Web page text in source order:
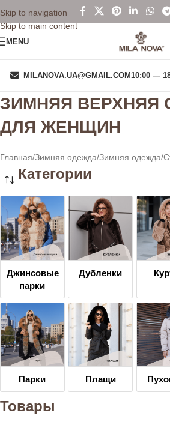
Skip to navigation
Skip to main content
MENU
MILANOVA.UA@GMAIL.COM10:00 —
ЗИМНЯЯ ВЕРХНЯЯ
ДЛЯ ЖЕНЩИН
Главная Зимняя одежда Зимняя одежда
Категории
Джинсовые
парки
Дубленки
Парки Плащи
Товары